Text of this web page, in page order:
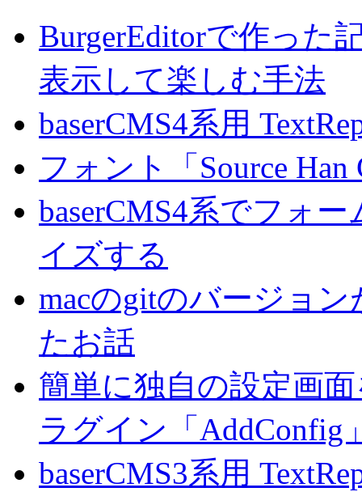
BurgerEditorで作った
表示して楽しむ手法
baserCMS4系用
フォント「Source
baserCMS4系でフォ
イズする
macのgitのバージョ
たお話
簡単に独自の設定画
ラグイン「AddConfig
baserCMS3系用